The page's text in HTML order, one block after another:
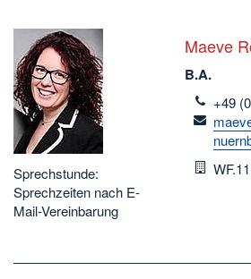
Sprechstunde:
Sprechzeiten nach E-
Mail-Vereinbarung
Maeve
B.A.
telefon
+49
email
Raum